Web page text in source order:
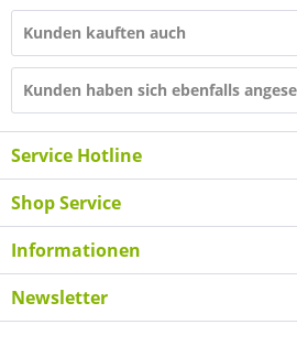
Kunden kauften auch
Kunden haben sich ebenfalls
Service Hotline
Shop Service
Informationen
Newsletter